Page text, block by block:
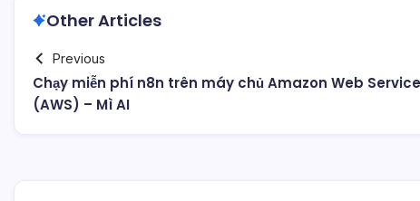
Other Articles
Previous
Chạy miễn phí n8n trên máy chủ Amazon Web Service
(AWS) – Mì AI